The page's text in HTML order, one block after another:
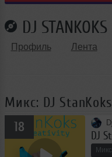
DJ STANKOKS
Профиль Лента
Микс: DJ
18
DJ
Микс